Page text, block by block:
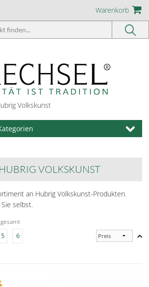
Warenkorb
Volkskunst
VOLKSKUNST
an Hubrig Volkskunst-Produkten.
selbst.
5
6